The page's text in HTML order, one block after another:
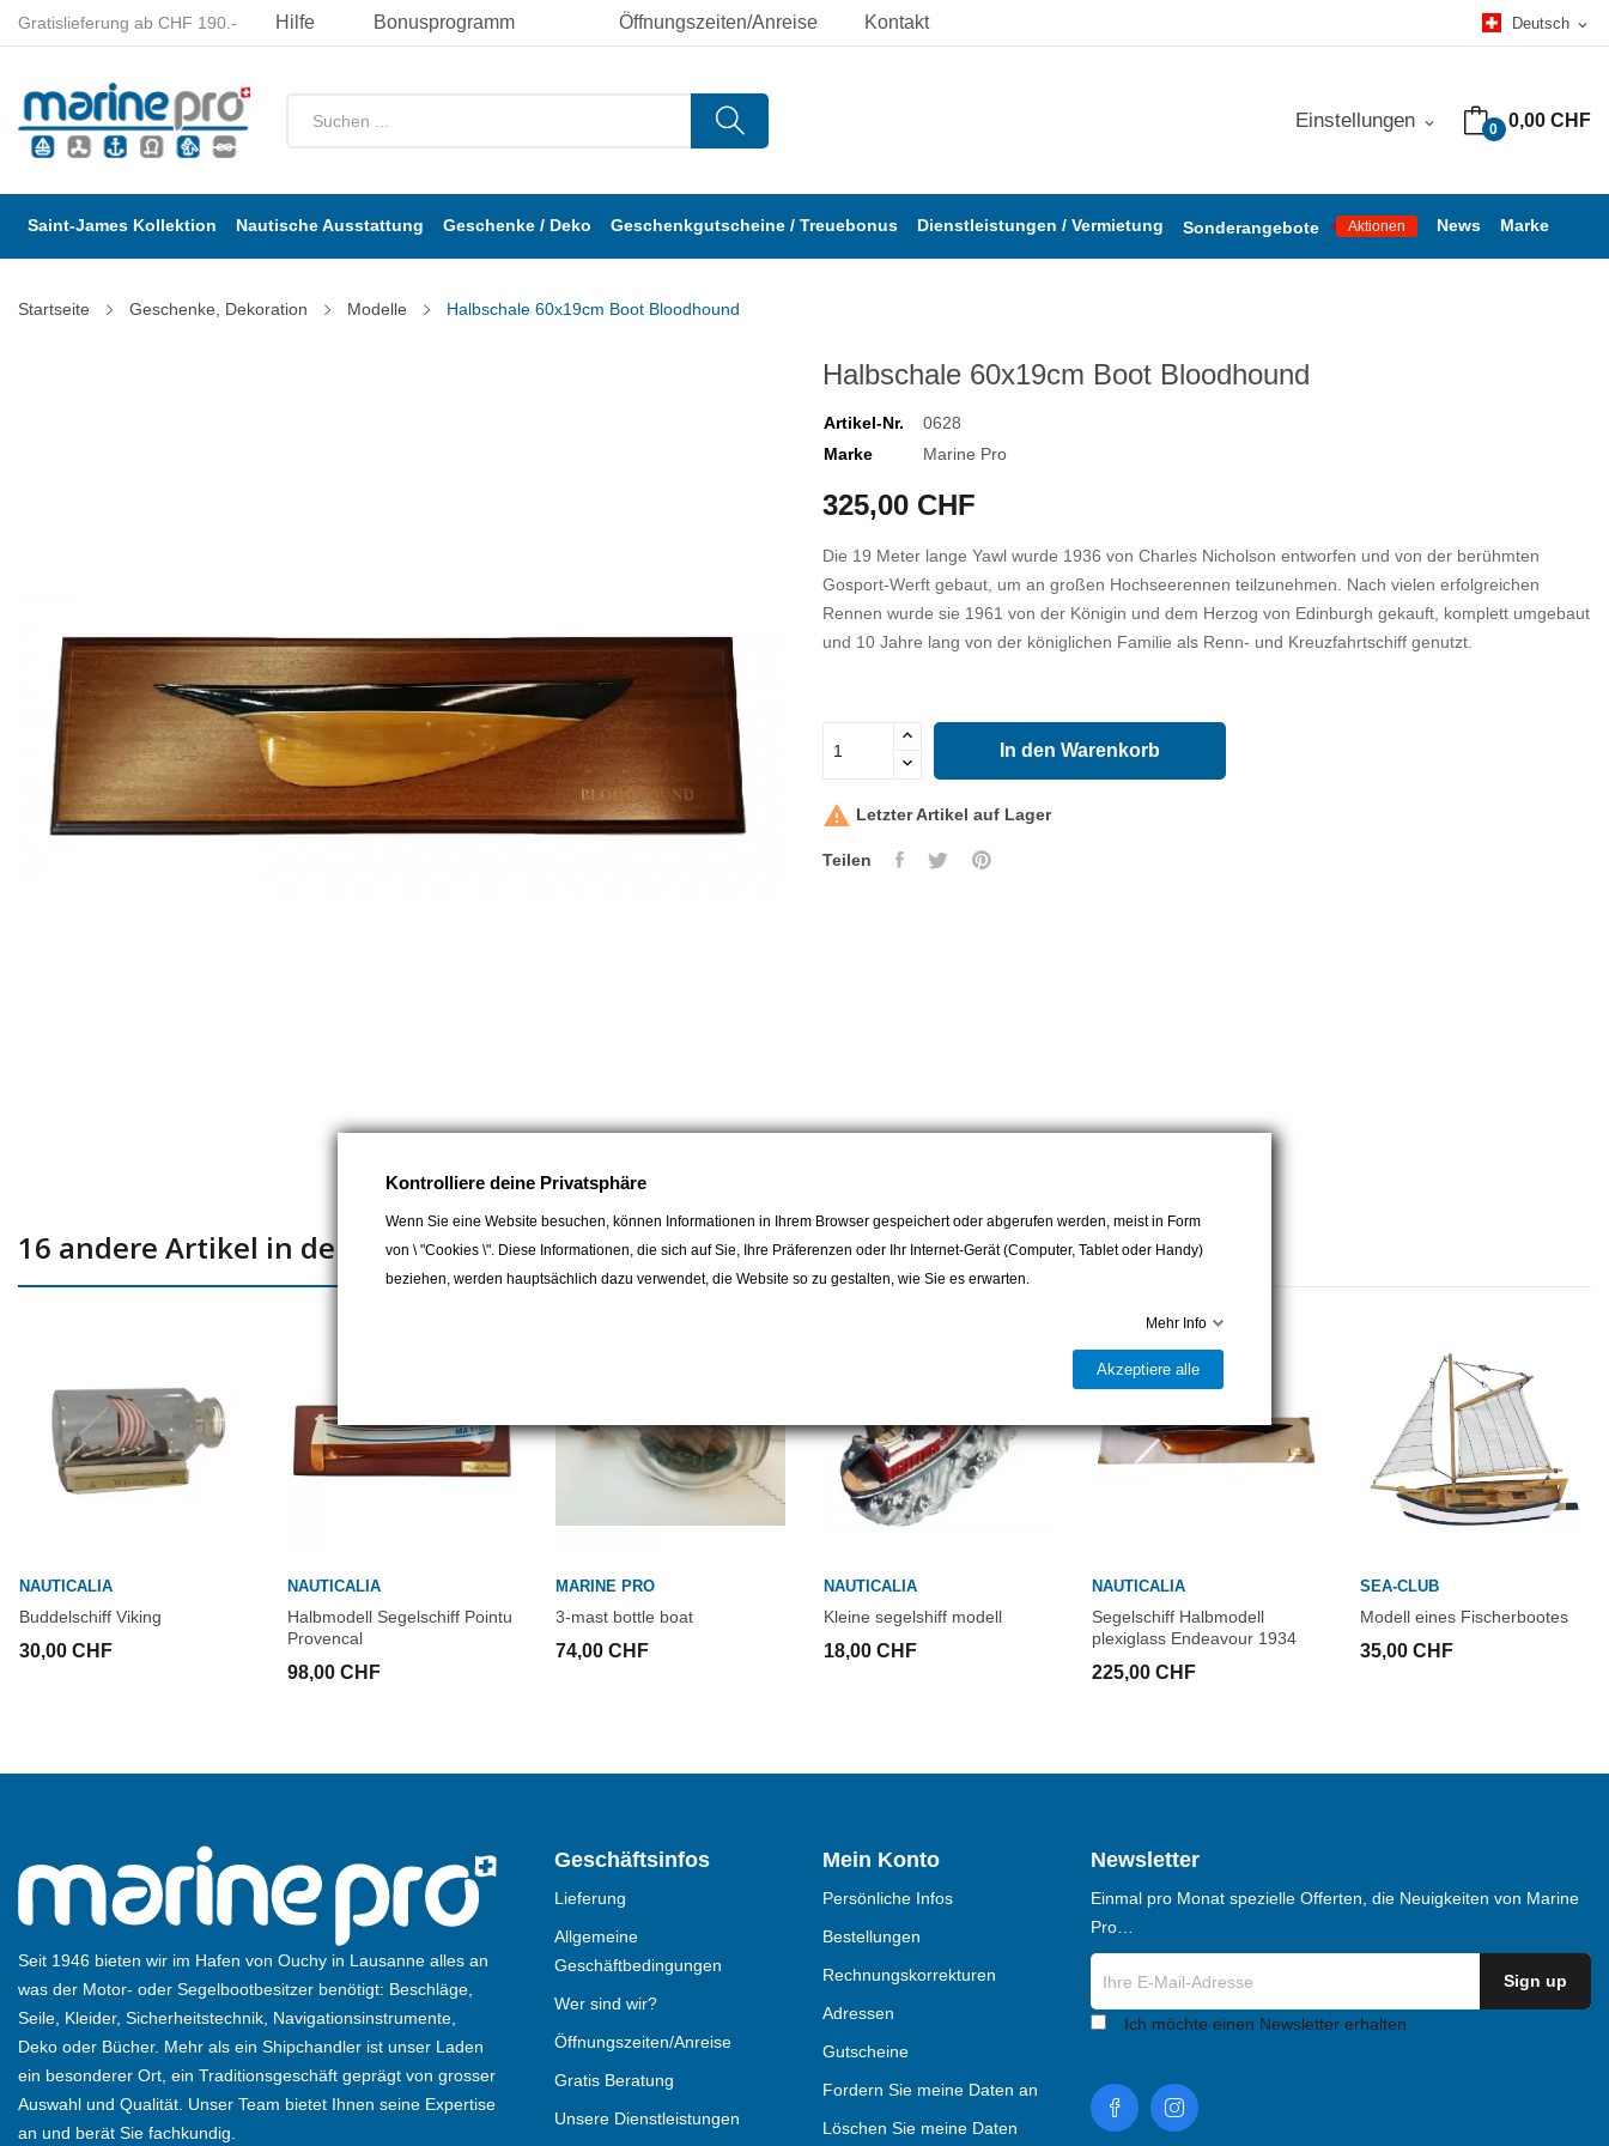
Öffnungszeiten/Anreise Kontakt Deutsch expand_more
Gratislieferung ab CHF 190.- Hilfe Bonusprogramm
0 0,00 CHF
Einstellungen expand_more
Saint-James Kollektion Nautische Ausstattung Geschenke / Deko Geschenkgutscheine / Treuebonus Dienstleistungen / Vermietung Sonderangebote Aktionen News Marke
Startseite Geschenke, Dekoration Modelle Halbschale 60x19cm Boot Bloodhound
Halbschale 60x19cm Boot Bloodhound
Artikel-Nr.
0628
Marke
Marine Pro
325,00 CHF
Die 19 Meter lange Yawl wurde 1936 von Charles Nicholson entworfen und von der berühmten
Gosport-Werft gebaut, um an großen Hochseerennen teilzunehmen. Nach vielen erfolgreichen
Rennen wurde sie 1961 von der Königin und dem Herzog von Edinburgh gekauft, komplett umgebaut
und 10 Jahre lang von der königlichen Familie als Renn- und Kreuzfahrtschiff genutzt.
In den Warenkorb
 Letzter Artikel auf Lager
Teilen
16 andere Artikel in der gleichen Kategorie:
NAUTICALIA
Buddelschiff Viking
30,00 CHF
NAUTICALIA
Halbmodell Segelschiff Pointu
Provencal
98,00 CHF
MARINE PRO
3-mast bottle boat
74,00 CHF
NAUTICALIA
Kleine segelshiff modell
18,00 CHF
NAUTICALIA
Segelschiff Halbmodell
plexiglass Endeavour 1934
225,00 CHF
SEA-CLUB
Modell eines Fischerbootes
35,00 CHF
Seit 1946 bieten wir im Hafen von Ouchy in Lausanne alles an
was der Motor- oder Segelbootbesitzer benötigt: Beschläge,
Seile, Kleider, Sicherheitstechnik, Navigationsinstrumente,
Deko oder Bücher. Mehr als ein Shipchandler ist unser Laden
ein besonderer Ort, ein Traditionsgeschäft geprägt von grosser
Auswahl und Qualität. Unser Team bietet Ihnen seine Expertise
an und berät Sie fachkundig.
Geschäftsinfos
Lieferung
Allgemeine
Geschäftbedingungen
Wer sind wir?
Öffnungszeiten/Anreise
Gratis Beratung
Unsere Dienstleistungen
Mein Konto
Persönliche Infos
Bestellungen
Rechnungskorrekturen
Adressen
Gutscheine
Fordern Sie meine Daten an
Löschen Sie meine Daten
Newsletter
Einmal pro Monat spezielle Offerten, die Neuigkeiten von Marine
Pro…
Ich möchte einen Newsletter erhalten
Kontrolliere deine Privatsphäre
Wenn Sie eine Website besuchen, können Informationen in Ihrem Browser gespeichert oder abgerufen werden, meist in Form
von \ "Cookies \". Diese Informationen, die sich auf Sie, Ihre Präferenzen oder Ihr Internet-Gerät (Computer, Tablet oder Handy)
beziehen, werden hauptsächlich dazu verwendet, die Website so zu gestalten, wie Sie es erwarten.
Mehr Info
Akzeptiere alle